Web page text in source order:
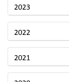
2023
2022
2021